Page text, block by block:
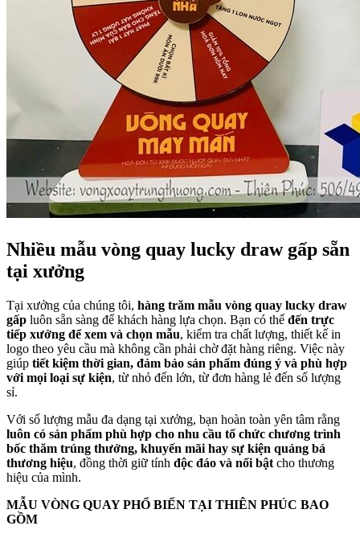
Nhiều mẫu vòng quay lucky draw gấp sẵn
tại xưởng
Tại xưởng của chúng tôi, hàng trăm mẫu vòng quay lucky draw
gấp luôn sẵn sàng để khách hàng lựa chọn. Bạn có thể đến trực
tiếp xưởng để xem và chọn mẫu, kiểm tra chất lượng, thiết kế in
logo theo yêu cầu mà không cần phải chờ đặt hàng riêng. Việc này
giúp tiết kiệm thời gian, đảm bảo sản phẩm đúng ý và phù hợp
với mọi loại sự kiện, từ nhỏ đến lớn, từ đơn hàng lẻ đến số lượng
sỉ.
Với số lượng mẫu đa dạng tại xưởng, bạn hoàn toàn yên tâm rằng
luôn có sản phẩm phù hợp cho nhu cầu tổ chức chương trình
bốc thăm trúng thưởng, khuyến mãi hay sự kiện quảng bá
thương hiệu, đồng thời giữ tính độc đáo và nổi bật cho thương
hiệu của mình.
MẪU VÒNG QUAY PHỔ BIẾN TẠI THIÊN PHÚC BAO
GỒM